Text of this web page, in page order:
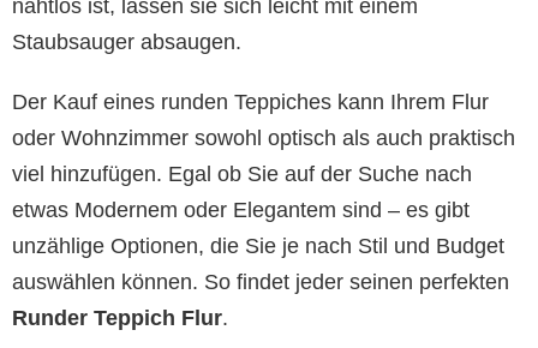
nahtlos ist, lassen sie sich leicht mit einem
Staubsauger absaugen.
Der Kauf eines runden Teppiches kann Ihrem Flur
oder Wohnzimmer sowohl optisch als auch praktisch
viel hinzufügen. Egal ob Sie auf der Suche nach
etwas Modernem oder Elegantem sind – es gibt
unzählige Optionen, die Sie je nach Stil und Budget
auswählen können. So findet jeder seinen perfekten
Runder Teppich Flur.